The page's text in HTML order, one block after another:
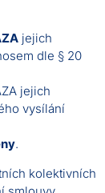
jejich
dle § 20
jejich
vysílání
.
kolektivních